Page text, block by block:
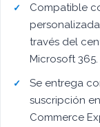
Compatible
través del
Microsoft 365.
Se entrega
suscripción
Commerce